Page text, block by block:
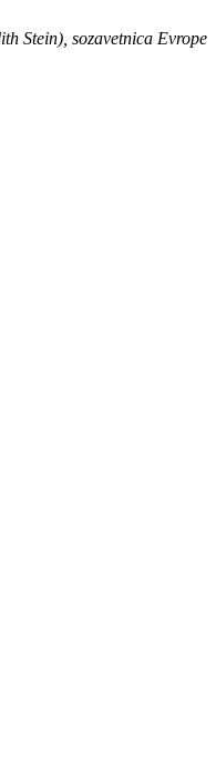
Stein), sozavetnica Evrope